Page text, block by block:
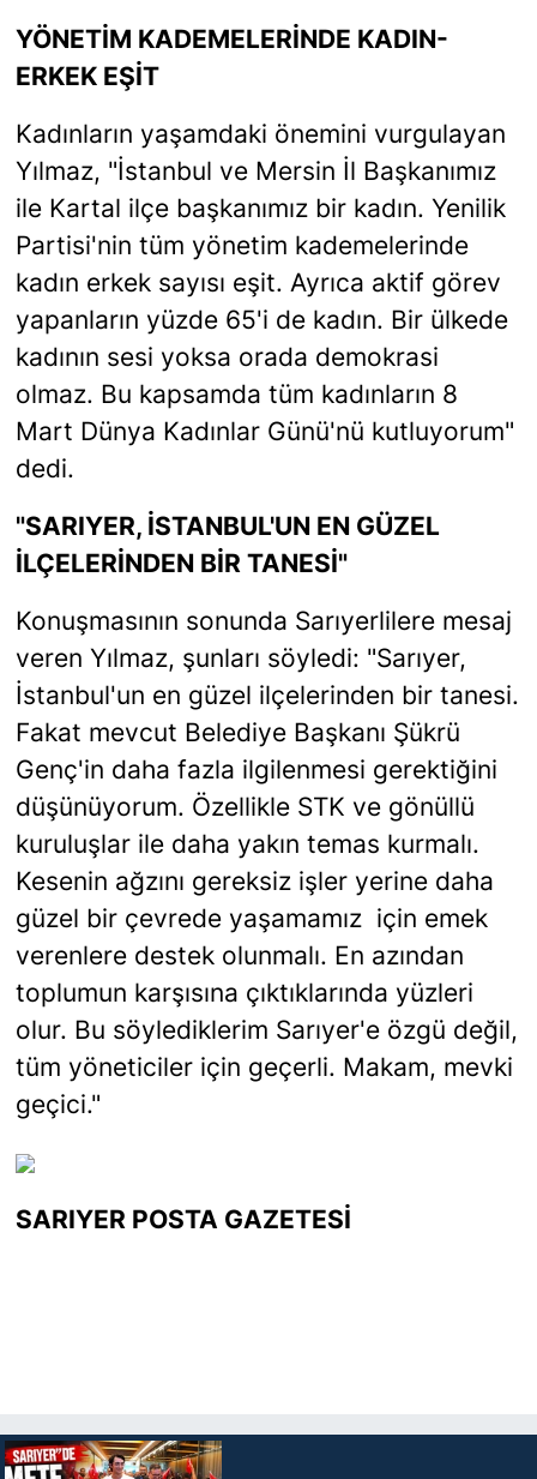
YÖNETİM KADEMELERİNDE KADIN-
ERKEK EŞİT
Kadınların yaşamdaki önemini vurgulayan
Yılmaz, "İstanbul ve Mersin İl Başkanımız
ile Kartal ilçe başkanımız bir kadın. Yenilik
Partisi'nin tüm yönetim kademelerinde
kadın erkek sayısı eşit. Ayrıca aktif görev
yapanların yüzde 65'i de kadın. Bir ülkede
kadının sesi yoksa orada demokrasi
olmaz. Bu kapsamda tüm kadınların 8
Mart Dünya Kadınlar Günü'nü kutluyorum"
dedi.
"SARIYER, İSTANBUL'UN EN GÜZEL
İLÇELERİNDEN BİR TANESİ"
Konuşmasının sonunda Sarıyerlilere mesaj
veren Yılmaz, şunları söyledi: "Sarıyer,
İstanbul'un en güzel ilçelerinden bir tanesi.
Fakat mevcut Belediye Başkanı Şükrü
Genç'in daha fazla ilgilenmesi gerektiğini
düşünüyorum. Özellikle STK ve gönüllü
kuruluşlar ile daha yakın temas kurmalı.
Kesenin ağzını gereksiz işler yerine daha
güzel bir çevrede yaşamamız için emek
verenlere destek olunmalı. En azından
toplumun karşısına çıktıklarında yüzleri
olur. Bu söylediklerim Sarıyer'e özgü değil,
tüm yöneticiler için geçerli. Makam, mevki
geçici."
SARIYER POSTA GAZETESİ